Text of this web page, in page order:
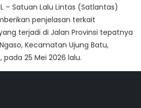
– Satuan Lalu Lintas (Satlantas)
penjelasan terkait
terjadi di Jalan Provinsi tepatnya
Kecamatan Ujung Batu,
pada 25 Mei 2026 lalu.